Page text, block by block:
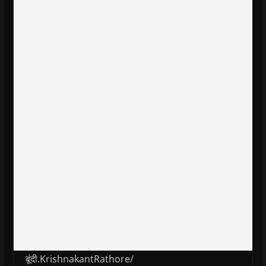
बूंदी.KrishnakantRathore/